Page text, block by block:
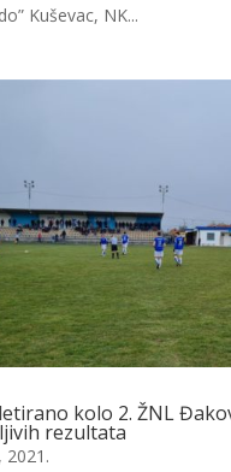
Kuševac, NK...
kolo 2. ŽNL
rezultata
2021.